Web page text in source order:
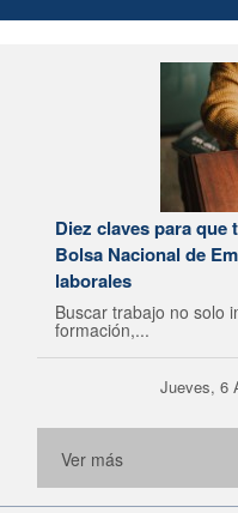
Diez claves para
Bolsa Nacional de
laborales
Buscar trabajo no solo
formación,...
Jueves, 6
Ver más